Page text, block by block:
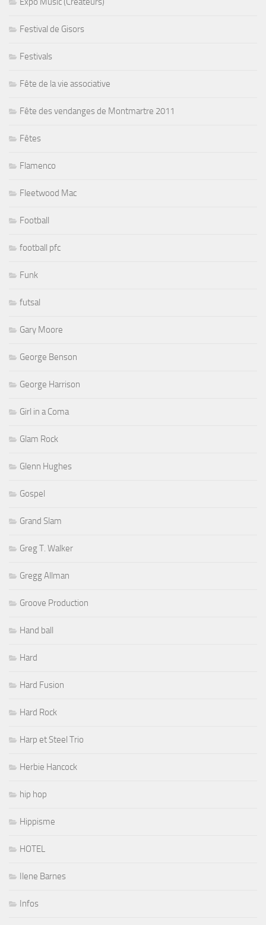
Festival de Gisors
Festivals
Fête de la vie associative
Fête des vendanges de Montmartre 2011
Fêtes
Flamenco
Fleetwood Mac
Football
football pfc
Funk
futsal
Gary Moore
George Benson
George Harrison
Girl in a Coma
Glam Rock
Glenn Hughes
Gospel
Grand Slam
Greg T. Walker
Gregg Allman
Groove Production
Hand ball
Hard
Hard Fusion
Hard Rock
Harp et Steel Trio
Herbie Hancock
hip hop
Hippisme
HOTEL
Ilene Barnes
Infos